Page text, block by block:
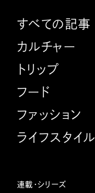
すべての記事
カルチャー
トリップ
フード
ファッション
ライフスタイル
連載・シリーズ